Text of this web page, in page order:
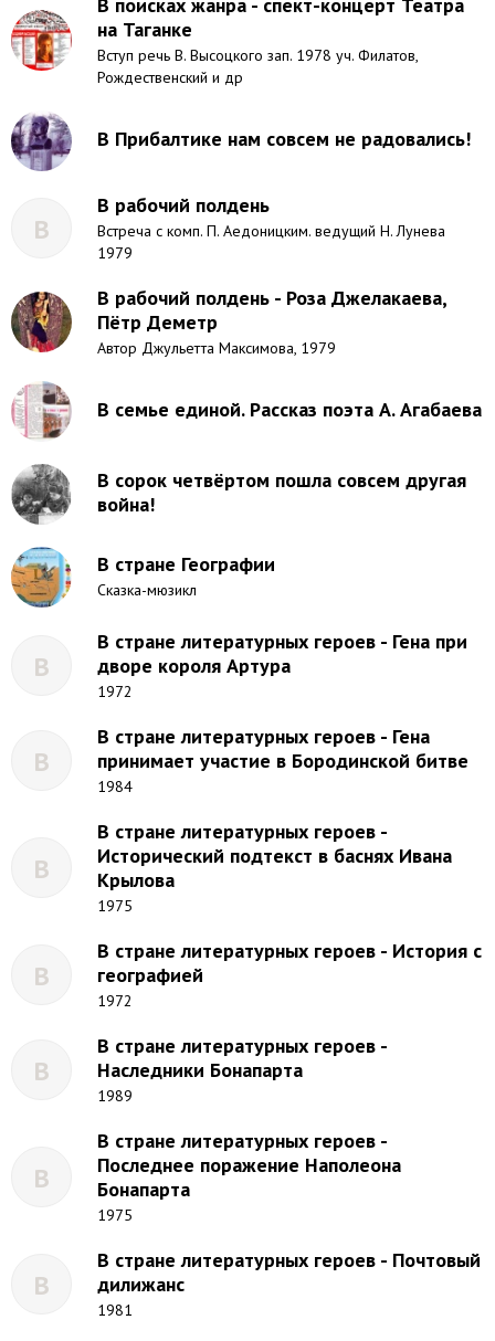
на Таганке
Вступ речь В. Высоцкого зап. 1978 уч. Филатов,
Рождественский и др
В Прибалтике нам совсем не радовались!
В
В рабочий полдень
Встреча с комп. П. Аедоницким. ведущий Н. Лунева
1979
В рабочий полдень - Роза Джелакаева,
Пётр Деметр
Автор Джульетта Максимова, 1979
В семье единой. Рассказ поэта А. Агабаева
В сорок четвёртом пошла совсем другая
война!
В стране Географии
Сказка-мюзикл
В
В стране литературных героев - Гена при
дворе короля Артура
1972
В
В стране литературных героев - Гена
принимает участие в Бородинской битве
1984
В
В стране литературных героев -
Исторический подтекст в баснях Ивана
Крылова
1975
В
В стране литературных героев - История с
географией
1972
В
В стране литературных героев -
Наследники Бонапарта
1989
В
В стране литературных героев -
Последнее поражение Наполеона
Бонапарта
1975
В
В стране литературных героев - Почтовый
дилижанс
1981